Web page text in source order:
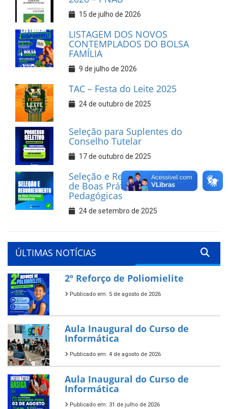
15 de julho de 2026
LISTAGEM DOS NOVOS
CONTEMPLADOS DO BOLSA
FAMÍLIA
9 de julho de 2026
TAC – Festa do Leite 2025
24 de outubro de 2025
Seleção para Suplentes do
Conselho Tutelar
17 de outubro de 2025
Seleção e Reconhecimento
de Boas Práticas
Pedagógicas
24 de setembro de 2025
ÚLTIMAS NOTÍCIAS
2º Reforço de Poliomielite
Publicado em: 5 de agosto de 2026
Aula Inaugural do Curso de
Informática
Publicado em: 4 de agosto de 2026
Aula Inaugural do Curso de
Informática
Publicado em: 31 de julho de 2026